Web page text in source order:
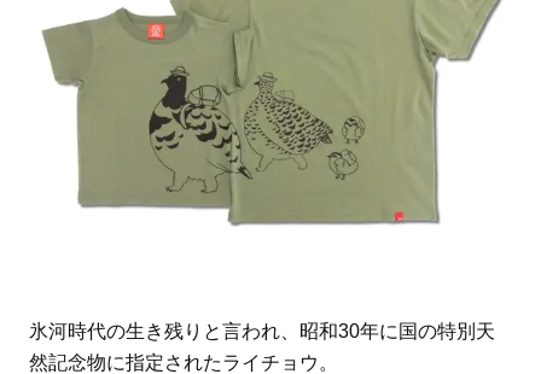
氷河時代の生き残りと言われ、昭和30年に国の特別天
然記念物に指定されたライチョウ。